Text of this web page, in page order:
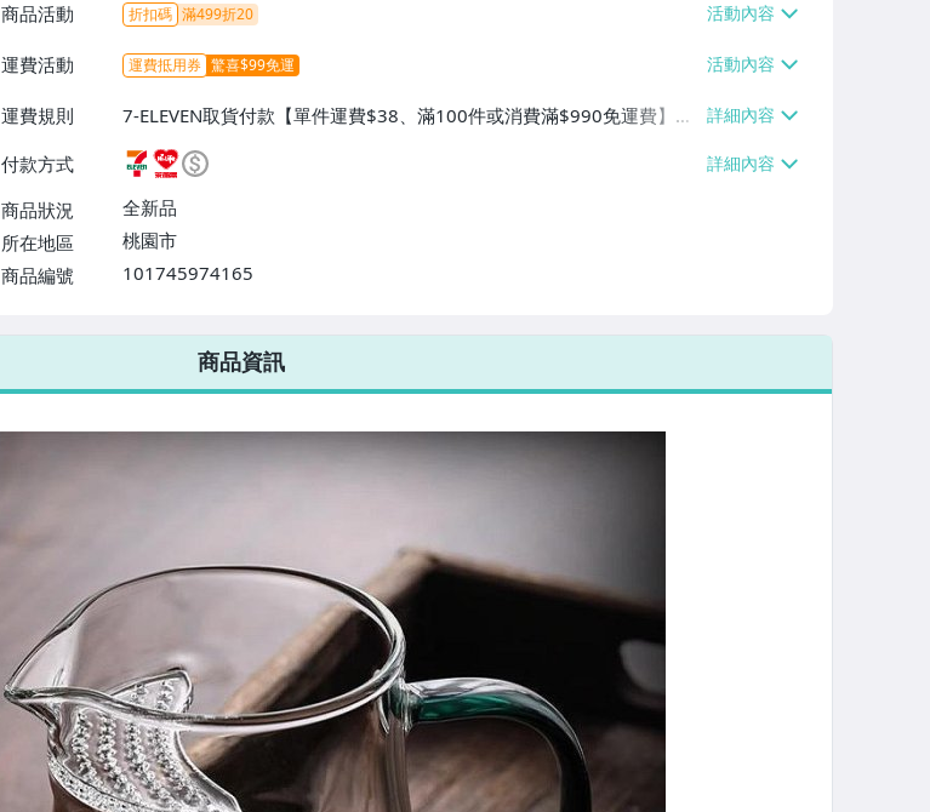
商品活動 折扣碼 滿499折20
運費活動 運費抵用券 驚喜$99免運
運費規則
7-ELEVEN取貨付款【單件運費$38、滿100件或消費滿$990免運費】、
萊爾富取貨付款【單件運費$60、滿100件或消費滿$990免運費】、宅
配/貨運【單件運費$80、滿100件或消費滿$1200免運費】
付款方式
商品狀況
全新品
所在地區
桃園市
商品編號
101745974165
7-ELEVEN 運費只要38元
不限金額、筆數，筆筆優惠無限次！
商品資訊